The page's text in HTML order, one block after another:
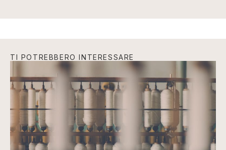
TI POTREBBERO INTERESSARE